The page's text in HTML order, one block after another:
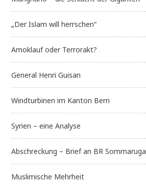
„Der Islam will herrschen“
Amoklauf oder Terrorakt?
General Henri Guisan
Windturbinen im Kanton Bern
Syrien – eine Analyse
Abschreckung – Brief an BR Sommaruga
Muslimische Mehrheit